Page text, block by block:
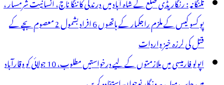
پو کسو کیس کے ملزم راجکمار کے ہاتھوں 6 افراد بشمول 2 معصوم بچے کے
قتل کی لرزہ خیز واردات
اپولو فارمیسی میں ملازمتوں کے لیے درخواستیں مطلوب، 10 جولائی کو وقارآباد